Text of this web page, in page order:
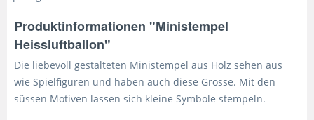
Produktinformationen "Ministempel
Heissluftballon"
Die liebevoll gestalteten Ministempel aus Holz sehen aus
wie Spielfiguren und haben auch diese Grösse. Mit den
süssen Motiven lassen sich kleine Symbole stempeln.